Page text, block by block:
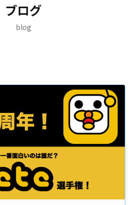
ブログ
blog